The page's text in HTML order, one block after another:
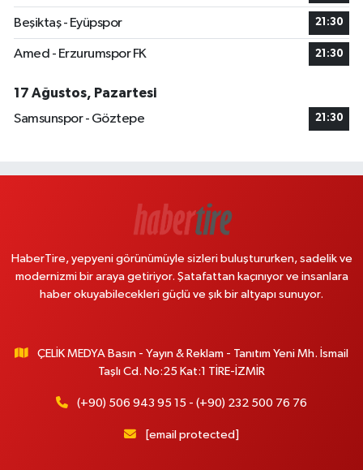
Beşiktaş - Eyüpspor 21:30
Amed - Erzurumspor FK 21:30
17 Ağustos, Pazartesi
Samsunspor - Göztepe
21:30
HaberTire, yepyeni görünümüyle sizleri buluştururken, sadelik ve
modernizmi bir araya getiriyor. Şatafattan kaçınıyor ve insanlara
haber okuyabilecekleri güçlü ve şık bir altyapı sunuyor.
ÇELİK MEDYA Basın - Yayın & Reklam - Tanıtım Yeni Mh. İsmail
Taşlı Cd. No:25 Kat:1 TİRE-İZMİR
(+90) 506 943 95 15 - (+90) 232 500 76 76
[email protected]